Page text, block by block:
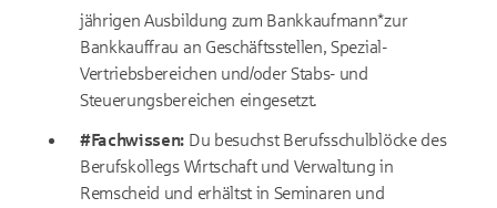
jährigen Ausbildung zum Bankkaufmann*zur
Bankkauffrau an Geschäftsstellen, Spezial-
Vertriebsbereichen und/oder Stabs- und
Steuerungsbereichen eingesetzt.
#Fachwissen: Du besuchst Berufsschulblöcke des
Berufskollegs Wirtschaft und Verwaltung in
Remscheid und erhältst in Seminaren und